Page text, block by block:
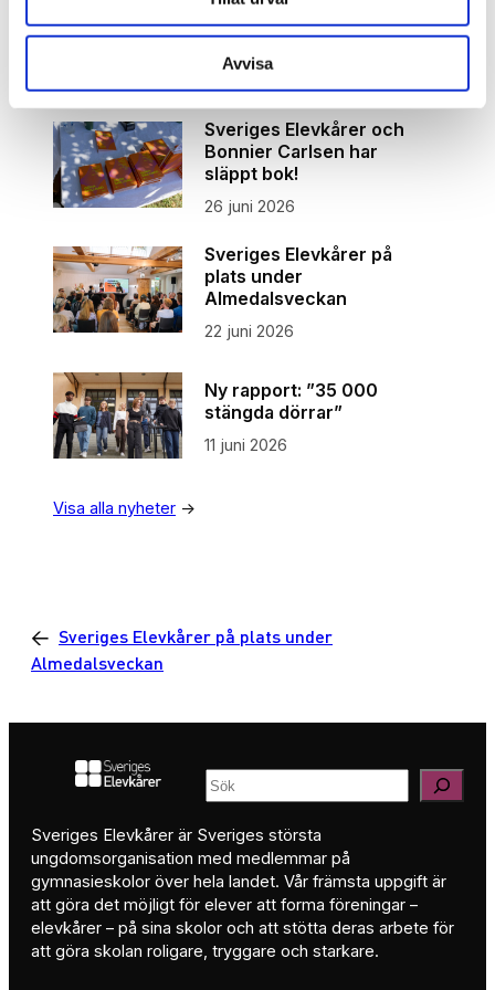
Avvisa
Relaterade artiklar
Sveriges Elevkårer och
Bonnier Carlsen har
släppt bok!
26 juni 2026
Sveriges Elevkårer på
plats under
Almedalsveckan
22 juni 2026
Ny rapport: ”35 000
stängda dörrar”
11 juni 2026
Visa alla nyheter ->
← Sveriges Elevkårer på plats under
Almedalsveckan
Sök
Sveriges Elevkårer är Sveriges största
ungdomsorganisation med medlemmar på
gymnasieskolor över hela landet. Vår främsta uppgift är
att göra det möjligt för elever att forma föreningar –
elevkårer – på sina skolor och att stötta deras arbete för
att göra skolan roligare, tryggare och starkare.